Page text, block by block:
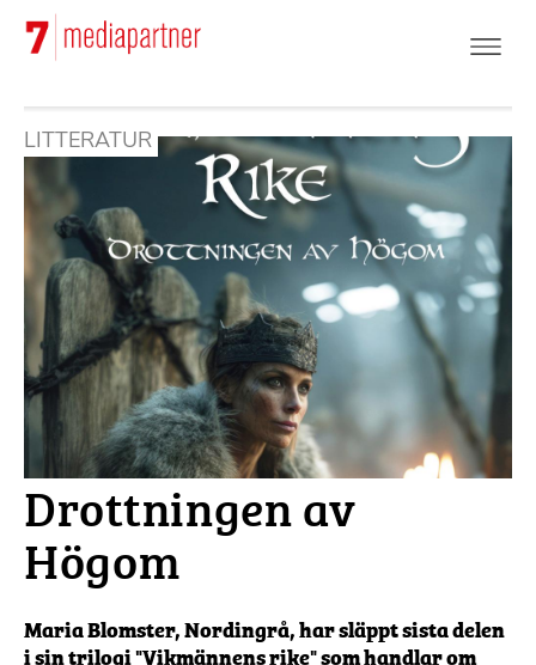
Hoppa
huvudinnehåll
LITTERATUR
Drottningen av
Högom
Maria Blomster, Nordingrå, har släppt sista delen
i sin trilogi "Vikmännens rike" som handlar om